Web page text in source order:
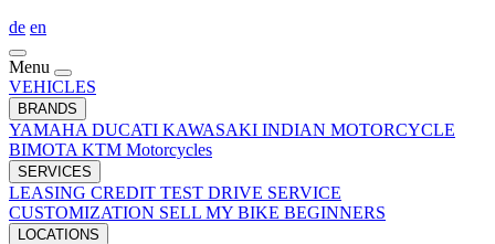
de en
Menu
VEHICLES
BRANDS
YAMAHA DUCATI KAWASAKI INDIAN MOTORCYCLE
BIMOTA KTM Motorcycles
SERVICES
LEASING CREDIT TEST DRIVE SERVICE
CUSTOMIZATION SELL MY BIKE BEGINNERS
LOCATIONS